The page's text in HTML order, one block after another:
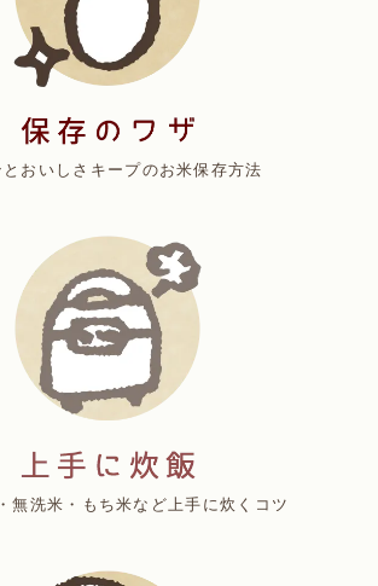
とおいしさキープのお米保存方法
無洗米・もち米など上手に炊くコツ